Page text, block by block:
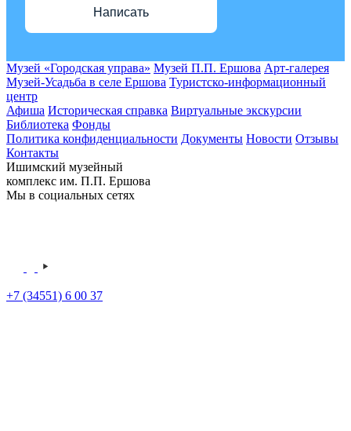
Написать
Музей «Городская управа» Музей П.П. Ершова Арт-галерея
Музей-Усадьба в селе Ершова Туристско-информационный
центр
Афиша Историческая справка Виртуальные экскурсии
Библиотека Фонды
Политика конфиденциальности Документы Новости Отзывы
Контакты
Ишимский музейный
комплекс им. П.П. Ершова
Мы в социальных сетях
+7 (34551) 6 00 37